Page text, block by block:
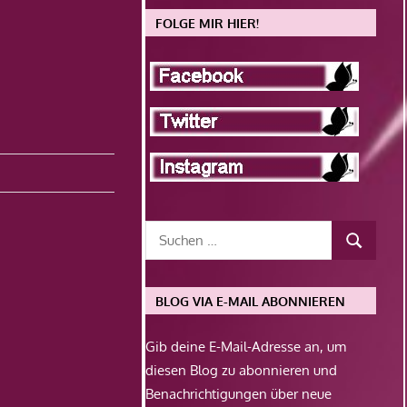
FOLGE MIR HIER!
BLOG VIA E-MAIL ABONNIEREN
Gib deine E-Mail-Adresse an, um
diesen Blog zu abonnieren und
Benachrichtigungen über neue